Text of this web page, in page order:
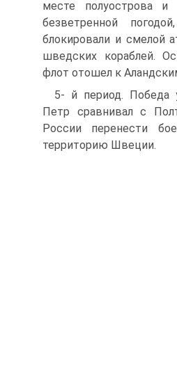
месте по­луострова и
безветренной
блокировали и смелой
шведских кораблей.
флот отошел к
5- й период. Победа
Петр сравни­вал с
России перенести
территорию Швеции.